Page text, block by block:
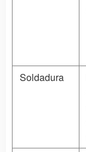
Soldadura